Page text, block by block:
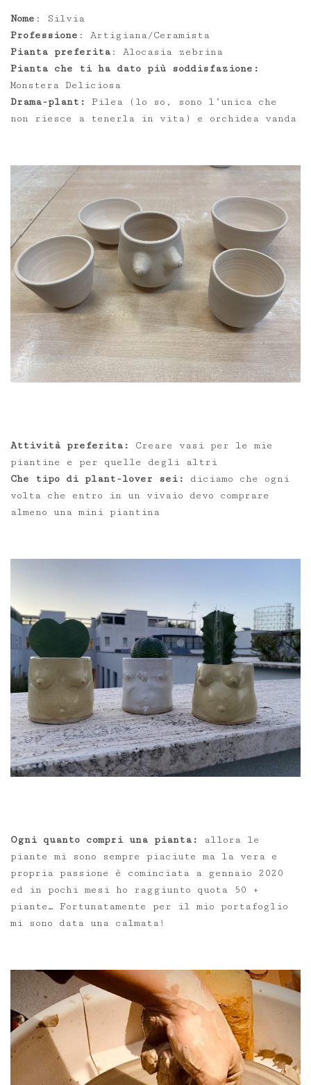
Nome : Silvia
Professione : Artigiana/Ceramista
Pianta preferita : Alocasia zebrina
Pianta che ti ha dato più soddisfazione:
Monstera Deliciosa
Drama-plant:
Pilea (lo so, sono l’unica che
non riesce a tenerla in vita) e orchidea vanda
Attività preferita: Creare vasi per le mie
piantine e per quelle degli altri
Che tipo di plant-lover sei:
diciamo che ogni
volta che entro in un vivaio devo comprare
almeno una mini piantina
Ogni quanto compri una pianta:
allora le
piante mi sono sempre piaciute ma la vera e
propria passione è cominciata a gennaio 2020
ed in pochi mesi ho raggiunto quota 50 +
piante… Fortunatamente per il mio portafoglio
mi sono data una calmata!